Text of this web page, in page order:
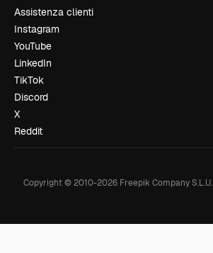
Assistenza clienti
Instagram
YouTube
LinkedIn
TikTok
Discord
X
Reddit
Copyright © 2010-2026Freepik Company S.L.U.